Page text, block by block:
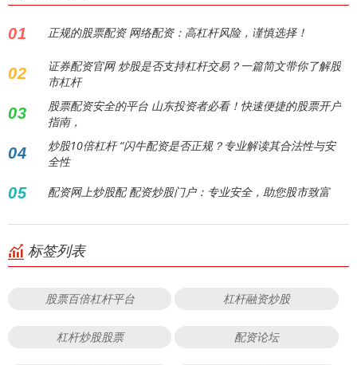
01 正规的股票配资 网络配资：高杠杆风险，谨慎选择！
02
证券配资官网 炒股是否支持杠杆交易？一篇简文带你了解股
市杠杆
03
股票配资安全的平台 山东投资者必看！快速便捷的股票开户
指南，
04
炒股10倍杠杆 “闪牛配资是否正规？专业解读其合法性与安
全性
05 配资网上炒股配 配资炒股门户：专业安全，助您股市致富
标签列表
股票百倍杠杆平台 杠杆融资炒股
杠杆炒股股票 配资论坛